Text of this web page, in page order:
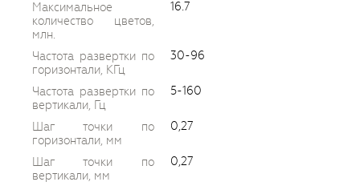
Максимальное
количество цветов,
млн.
16.7
Частота развертки по
горизонтали, КГц
30-96
Частота развертки по
вертикали, Гц
5-160
Шаг точки по
горизонтали, мм
0,27
Шаг точки по
вертикали, мм
0,27